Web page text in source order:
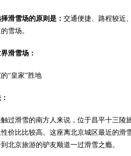
滑雪场的原则是： 交通便捷、路程较近
雪场。
滑雪场：
皇家”胜地
滑雪的南方人来说，位于昌平十三陵
价比比较高。这座离北京城区最近的滑
北京旅游的驴友顺道一过滑雪之瘾。